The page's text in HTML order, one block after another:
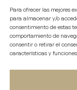
Para ofrecer las mejores
para almacenar y/o
consentimiento de estas
comportamiento de
consentir o retirar el
características y funciones.